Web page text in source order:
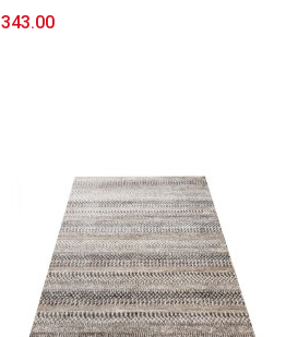
343.00